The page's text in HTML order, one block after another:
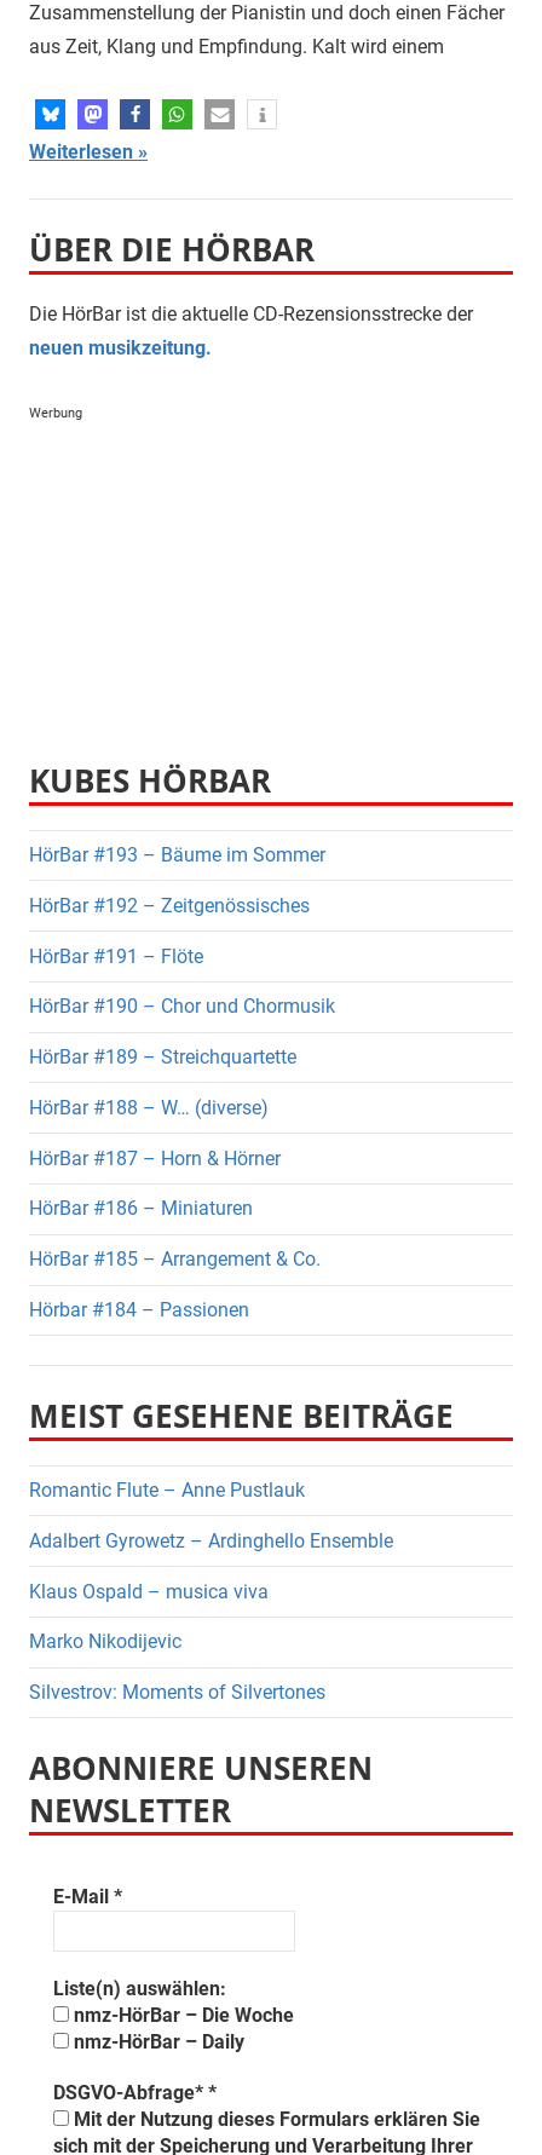
Zusammenstellung der Pianistin und doch einen Fächer
aus Zeit, Klang und Empfindung. Kalt wird einem
Weiterlesen
ÜBER DIE HÖRBAR
Die HörBar ist die aktuelle CD-Rezensionsstrecke der
neuen musikzeitung.
Werbung
KUBES HÖRBAR
HörBar #193 – Bäume im Sommer
HörBar #192 – Zeitgenössisches
HörBar #191 – Flöte
HörBar #190 – Chor und Chormusik
HörBar #189 – Streichquartette
HörBar #188 – W… (diverse)
HörBar #187 – Horn & Hörner
HörBar #186 – Miniaturen
HörBar #185 – Arrangement & Co.
Hörbar #184 – Passionen
MEIST GESEHENE BEITRÄGE
Romantic Flute – Anne Pustlauk
Adalbert Gyrowetz – Ardinghello Ensemble
Klaus Ospald – musica viva
Marko Nikodijevic
Silvestrov: Moments of Silvertones
ABONNIERE UNSEREN
NEWSLETTER
E-Mail *
Liste(n) auswählen:
nmz-HörBar – Die Woche
nmz-HörBar – Daily
DSGVO-Abfrage* *
Mit der Nutzung dieses Formulars erklären Sie
sich mit der Speicherung und Verarbeitung Ihrer